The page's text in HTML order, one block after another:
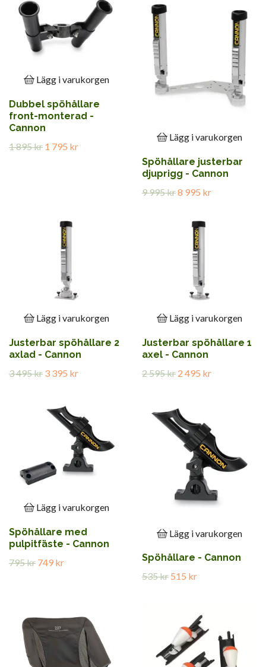
Lägg i varukorgen
Dubbel spöhållare
front-monterad -
Cannon
1 895 kr 1 795 kr
Lägg i varukorgen
Spöhållare justerbar
djuprigg - Cannon
9 995 kr8 995 kr
Lägg i varukorgen
Justerbar spöhållare 2
axlad - Cannon
3 495 kr 3 395 kr
Lägg i varukorgen
Justerbar spöhållare 1
axel - Cannon
2 595 kr 2 495 kr
Lägg i varukorgen
Spöhållare med
pulpitfäste - Cannon
795 kr 749 kr
Lägg i varukorgen
Spöhållare - Cannon
535 kr 515 kr